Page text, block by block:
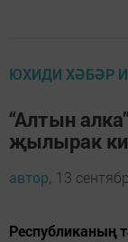
ЮХИДИ ХӘБӘР
“Алтын
җылырак
автор, 13
Республиканың